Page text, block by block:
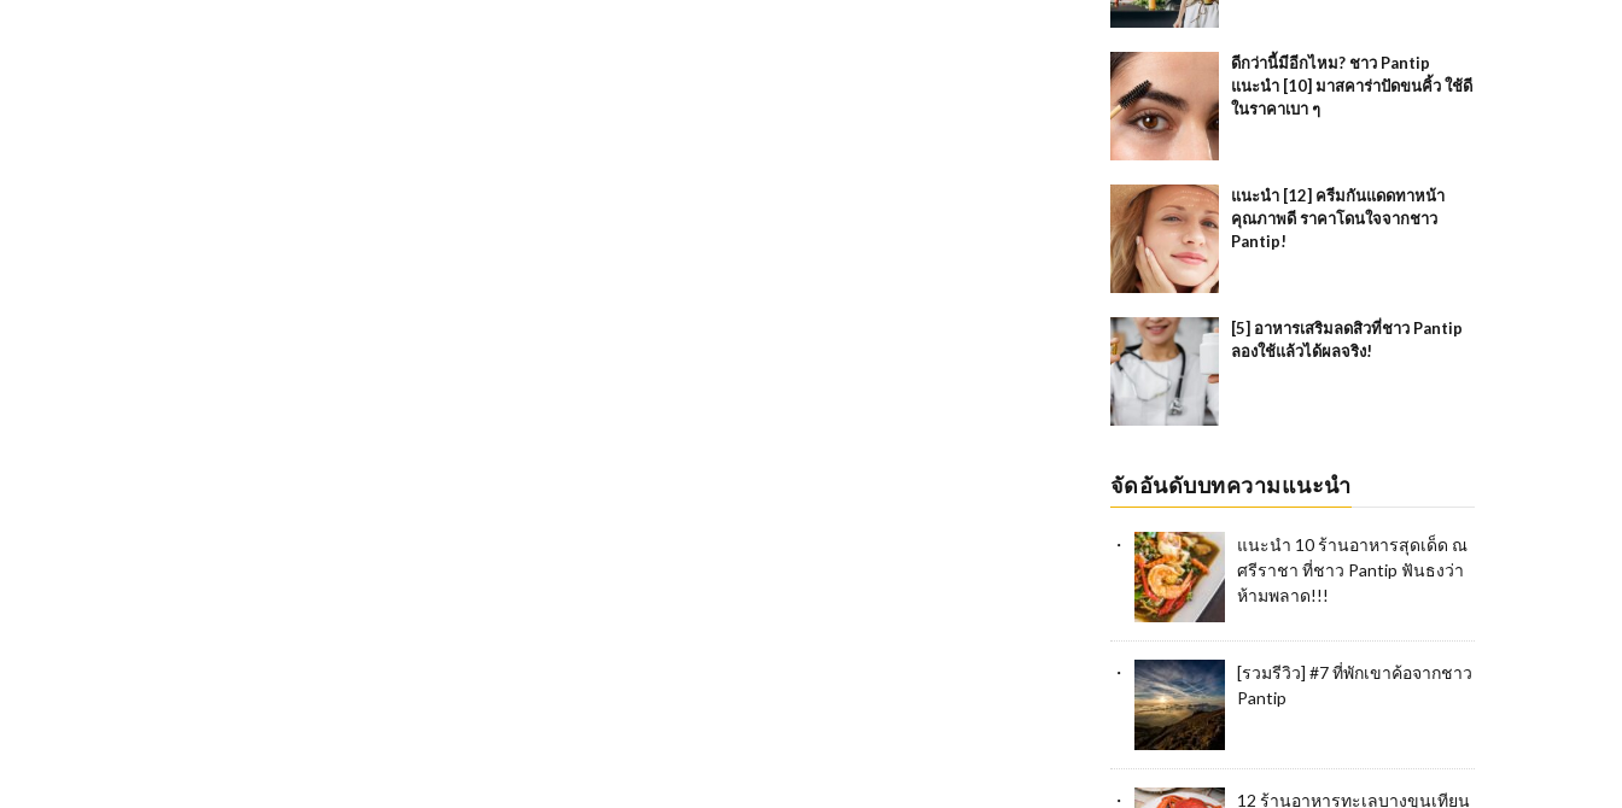
ดีกว่านี้มีอีกไหม? ชาว Pantip
แนะนำ [10] มาสคาร่าปัดขนคิ้ว ใช้ดี
ในราคาเบา ๆ
แนะนำ [12] ครีมกันแดดทาหน้า
คุณภาพดี ราคาโดนใจจากชาว
Pantip!
[5] อาหารเสริมลดสิวที่ชาว Pantip
ลองใช้แล้วได้ผลจริง!
จัดอันดับบทความแนะนำ
แนะนำ 10 ร้านอาหารสุดเด็ด ณ
ศรีราชา ที่ชาว Pantip ฟันธงว่า
ห้ามพลาด!!!
[รวมรีวิว] #7 ที่พักเขาค้อจากชาว
Pantip
12 ร้านอาหารทะเลบางขุนเทียน